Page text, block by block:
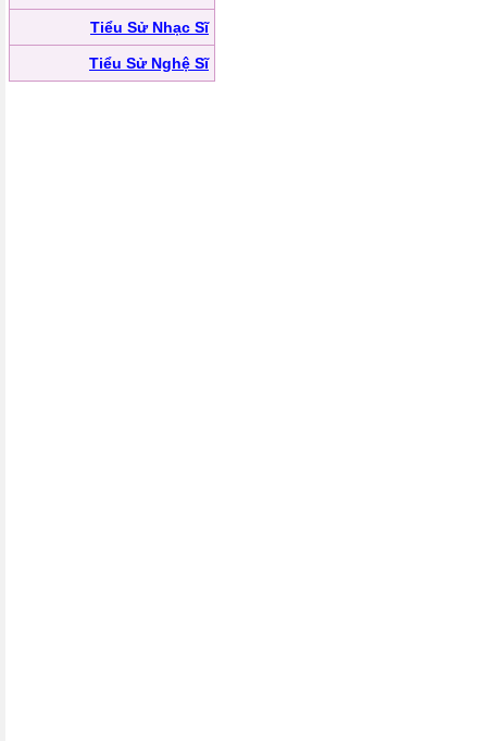
Tiểu Sử Nhạc Sĩ
Tiểu Sử Nghệ Sĩ